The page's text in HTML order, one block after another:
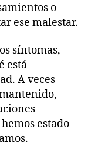
o
ese malestar.
síntomas,
está
A veces
estado